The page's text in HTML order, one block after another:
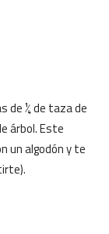
de ¼ de taza de
árbol. Este
un algodón y te